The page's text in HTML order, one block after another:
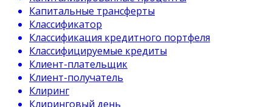
Капитальные трансферты
Классификатор
Классификация кредитного портфеля
Классифицируемые кредиты
Клиент-плательщик
Клиент-получатель
Клиринг
Клиринговый день